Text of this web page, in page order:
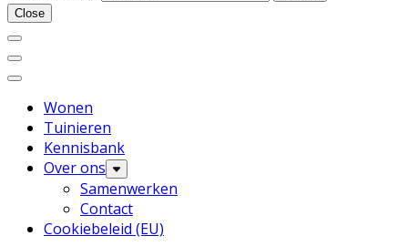
Close
Wonen
Tuinieren
Kennisbank
Over ons
Samenwerken
Contact
Cookiebeleid (EU)